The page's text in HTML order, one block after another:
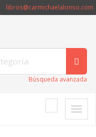
libros@carmichaelalonso.com
Búsqueda avanzada
Toggle